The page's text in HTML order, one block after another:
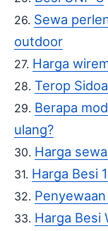
Sewa
outdoor
Harga
Terop
Berapa
ulang?
Harga
Harga Besi
Harga Besi